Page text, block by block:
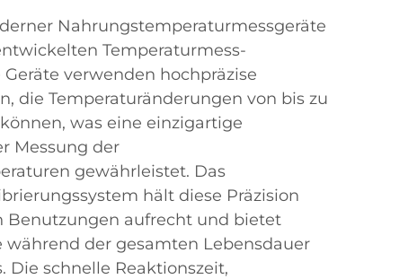
Nahrungstemperaturmessgeräte
Temperaturmess-
Geräte verwenden hochpräzise
die Temperaturänderungen von bis zu
was eine einzigartige
Messung der
gewährleistet. Das
hält diese Präzision
Benutzungen aufrecht und bietet
während der gesamten Lebensdauer
Die schnelle Reaktionszeit,